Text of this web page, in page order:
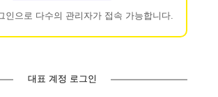
인으로 다수의 관리자가 접속 가능합니다.
대표 계정 로그인